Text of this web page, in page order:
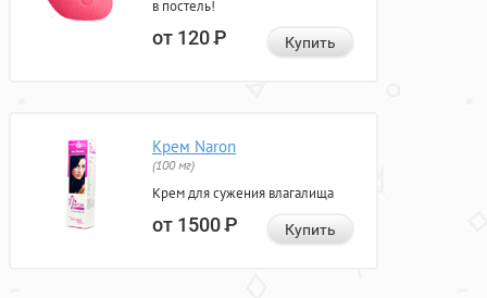
в постель!
от 120Р Купить
Крем Naron
(100 мг)
Крем для сужения влагалища
от 1500Р Купить